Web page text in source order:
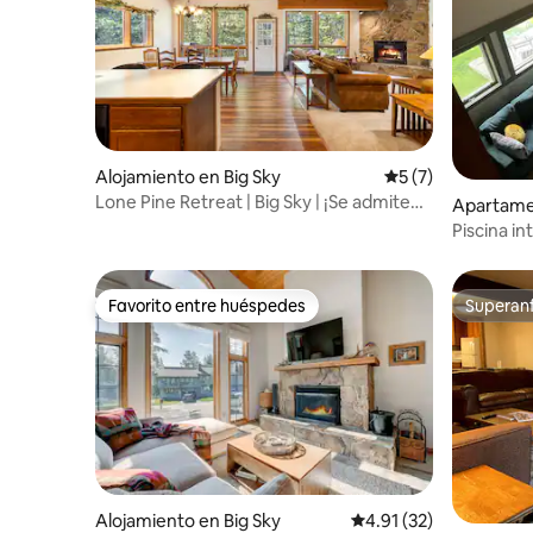
Alojamiento en Big Sky Calificación
5 (7)
Lone Pine Retreat | Big Sky | ¡Se admiten
Piscina
Favorito entre huéspedes
Favorito entre huéspedes
Alojamiento en Big Sky Calificación
4.91 (32)